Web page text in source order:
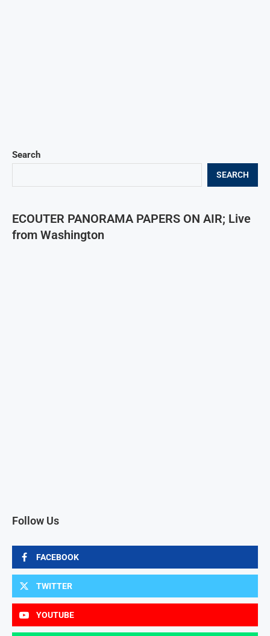
Search
SEARCH
ECOUTER PANORAMA PAPERS ON AIR; Live
from Washington
Follow Us
FACEBOOK
TWITTER
YOUTUBE